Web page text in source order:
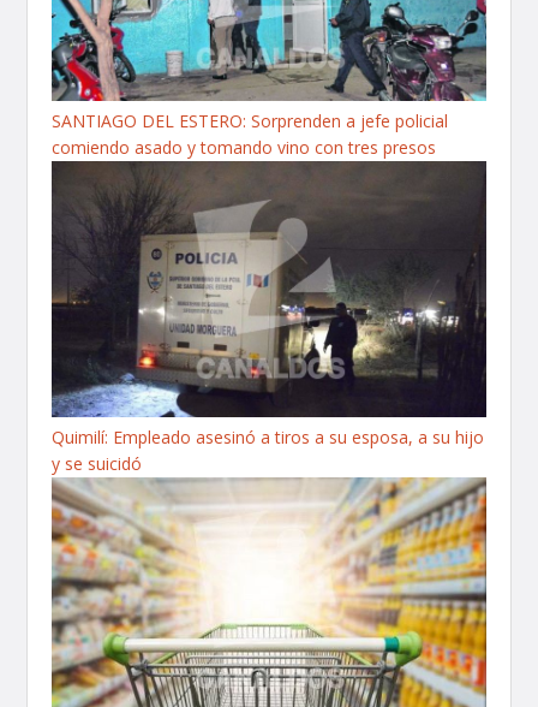
SANTIAGO DEL ESTERO: Sorprenden a jefe policial
comiendo asado y tomando vino con tres presos
Quimilí: Empleado asesinó a tiros a su esposa, a su hijo
y se suicidó